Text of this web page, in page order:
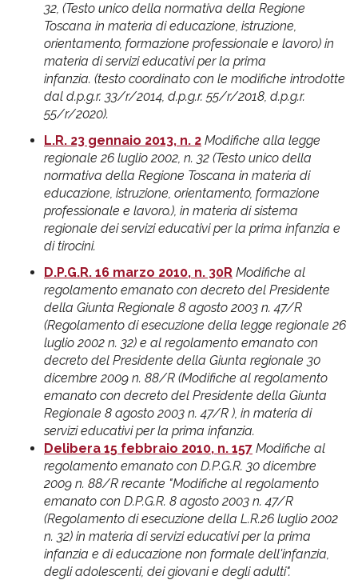
32, (Testo unico della normativa della Regione
Toscana in materia di educazione, istruzione,
orientamento, formazione professionale e lavoro) in
materia di servizi educativi per la prima
infanzia. (testo coordinato con le modifiche introdotte
dal d.p.g.r. 33/r/2014, d.p.g.r. 55/r/2018, d.p.g.r.
55/r/2020).
L.R. 23 gennaio 2013, n. 2 Modifiche alla legge
regionale 26 luglio 2002, n. 32 (Testo unico della
normativa della Regione Toscana in materia di
educazione, istruzione, orientamento, formazione
professionale e lavoro.), in materia di sistema
regionale dei servizi educativi per la prima infanzia e
di tirocini.
D.P.G.R. 16 marzo 2010, n. 30R Modifiche al
regolamento emanato con decreto del Presidente
della Giunta Regionale 8 agosto 2003 n. 47/R
(Regolamento di esecuzione della legge regionale 26
luglio 2002 n. 32) e al regolamento emanato con
decreto del Presidente della Giunta regionale 30
dicembre 2009 n. 88/R (Modifiche al regolamento
emanato con decreto del Presidente della Giunta
Regionale 8 agosto 2003 n. 47/R ), in materia di
servizi educativi per la prima infanzia.
Delibera 15 febbraio 2010, n. 157 Modifiche al
regolamento emanato con D.P.G.R. 30 dicembre
2009 n. 88/R recante "Modifiche al regolamento
emanato con D.P.G.R. 8 agosto 2003 n. 47/R
(Regolamento di esecuzione della L.R.26 luglio 2002
n. 32) in materia di servizi educativi per la prima
infanzia e di educazione non formale dell'infanzia,
degli adolescenti, dei giovani e degli adulti".